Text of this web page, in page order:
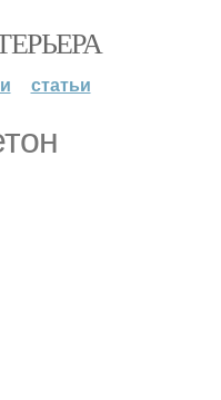
статьи